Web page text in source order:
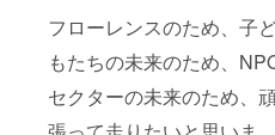
フローレンスのため、子
もたちの未来のため、
セクターの未来のため、